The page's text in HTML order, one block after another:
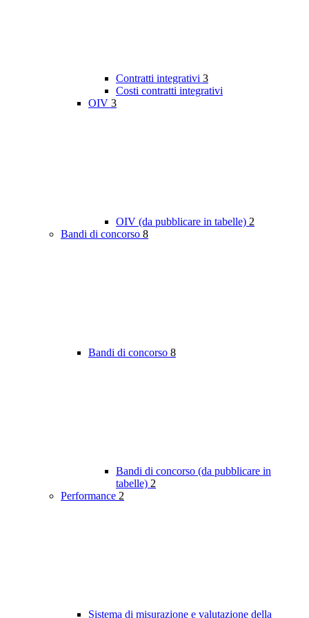
Contratti integrativi 3
Costi contratti integrativi
OIV 3
OIV (da pubblicare in tabelle) 2
Bandi di concorso 8
Bandi di concorso 8
Bandi di concorso (da pubblicare in
tabelle) 2
Performance 2
Sistema di misurazione e valutazione della